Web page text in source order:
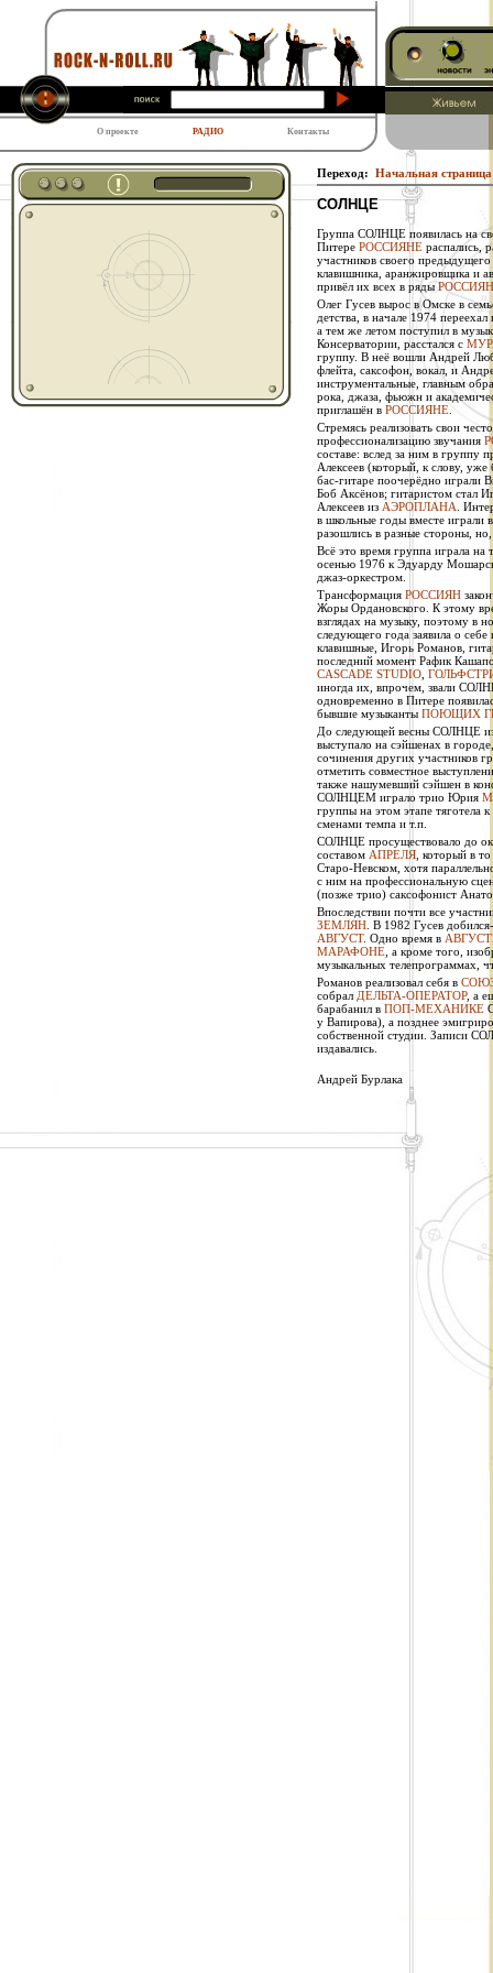
О проекте РАДИО Контакты
Переход: Начальная страница
СОЛНЦЕ
Группа СОЛНЦЕ появилась на
Питере РОССИЯНЕ распались,
участников своего
клавишника, аранжировщика и
привёл их всех в рядыРОССИЯН
Олег Гусев вырос в Омске в
детства, в начале 1974
а тем же летом поступил в
Консерватории, расстался с
группу. В неё вошли Андрей
флейта, саксофон, вокал, и
инструментальные, главным
рока, джаза, фьюжн и
приглашён в РОССИЯНЕ
Стремясь реализовать свои
профессионализацию звучания
составе: вслед за ним в группу
Алексеев (который, к слову,
бас-гитаре поочерёдно играли
Боб Аксёнов; гитаристом стал
Алексеев из АЭРОПЛАНА .
в школьные годы вместе играли
разошлись в разные стороны,
Всё это время группа играла на
осенью 1976 к Эдуарду
джаз-оркестром.
Трансформация РОССИЯН
Жоры Ордановского. К этому
взглядах на музыку, поэтому в
следующего года заявила о себе
клавишные, Игорь Романов,
последний момент Рафик
CASCADE STUDIO
иногда их, впрочем, звали
одновременно в Питере
бывшие музыканты ПОЮЩИХ
До следующей весны СОЛНЦЕ
выступало на сэйшенах в
сочинения других участников
отметить совместное
также нашумевший сэйшен в
СОЛНЦЕМ играло трио Юрия
группы на этом этапе тяготела
сменами темпа и т.п.
СОЛНЦЕ просуществовало до
составом АПРЕЛЯ , который в
Старо-Невском, хотя
с ним на профессиональную
(позже трио) саксофонист
Впоследствии почти все
ЗЕМЛЯН . В 1982 Гусев
АВГУСТ. Одно время в
МАРАФОНЕ , а кроме того,
музыкальных телепрограммах,
Романов реализовал себя в
собрал ДЕЛЬТА-ОПЕРАТОР, а
барабанил в ПОП-МЕХАНИКЕ
у Вапирова), а позднее
собственной студии. Записи
издавались.
Андрей Бурлака